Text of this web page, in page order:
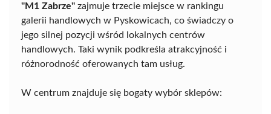
"M1 Zabrze" zajmuje trzecie miejsce w rankingu
galerii handlowych w Pyskowicach, co świadczy o
jego silnej pozycji wśród lokalnych centrów
handlowych. Taki wynik podkreśla atrakcyjność i
różnorodność oferowanych tam usług.
W centrum znajduje się bogaty wybór sklepów: